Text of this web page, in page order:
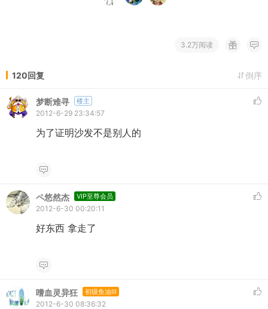
3.2万阅读
120回复 倒序
梦断难寻 楼主
2012-6-29 23:34:57
为了证明沙发不是别人的
ペ悠然杰 VIP至尊会员
2012-6-30 00:20:11
好东西 拿走了
嗜血灵异狂 初级鱼油III
2012-6-30 08:36:32